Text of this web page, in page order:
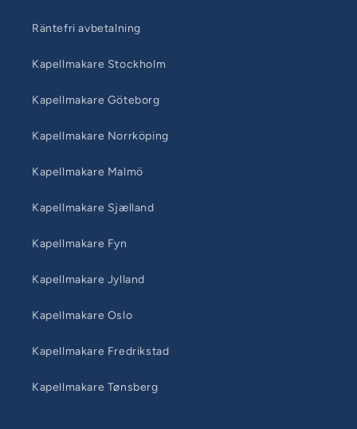
Räntefri avbetalning
Kapellmakare Stockholm
Kapellmakare Göteborg
Kapellmakare Norrköping
Kapellmakare Malmö
Kapellmakare Sjælland
Kapellmakare Fyn
Kapellmakare Jylland
Kapellmakare Oslo
Kapellmakare Fredrikstad
Kapellmakare Tønsberg